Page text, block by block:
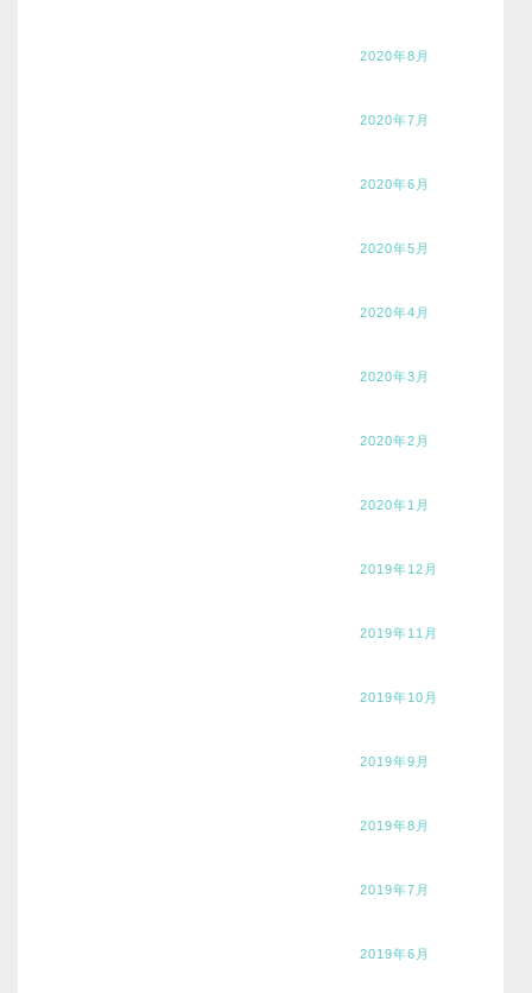
2020年8月
2020年7月
2020年6月
2020年5月
2020年4月
2020年3月
2020年2月
2020年1月
2019年12月
2019年11月
2019年10月
2019年9月
2019年8月
2019年7月
2019年6月